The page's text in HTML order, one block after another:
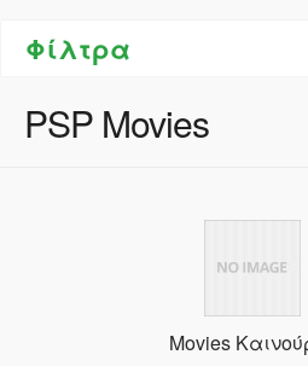
Φίλτρα
PSP Movies
Movies